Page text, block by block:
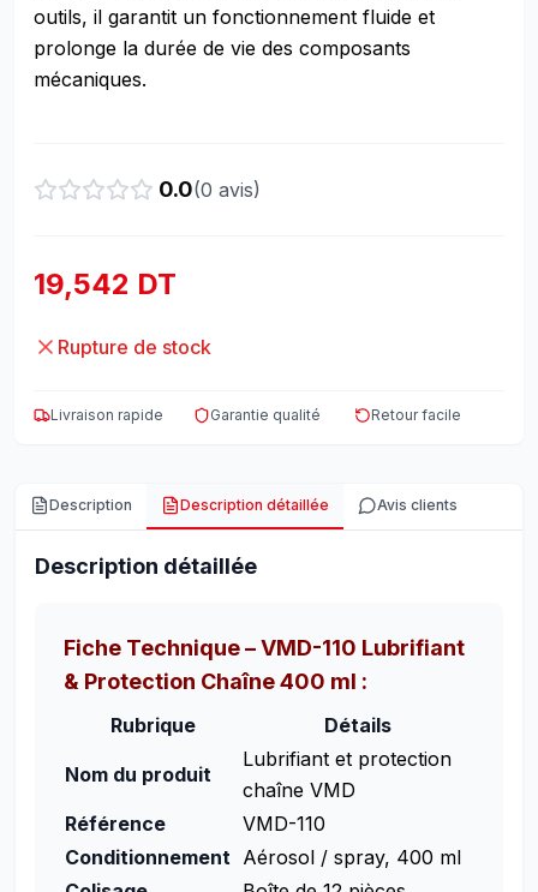
outils, il garantit un fonctionnement fluide et
prolonge la durée de vie des composants
mécaniques.
0.0(0 avis)
19,542 DT
Rupture de stock
Livraison rapide Garantie qualité Retour facile
Description Description détaillée Avis clients
Description détaillée
Fiche Technique – VMD-110 Lubrifiant
& Protection Chaîne 400 ml :
Rubrique Détails
Nom du produit
Lubrifiant et protection
chaîne VMD
Référence
VMD-110
Conditionnement Aérosol / spray, 400 ml